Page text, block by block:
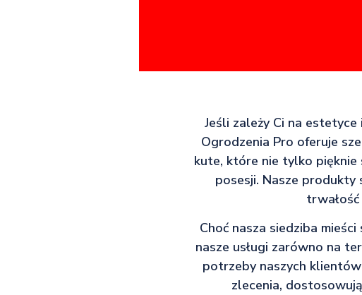
Jeśli zależy Ci na
Ogrodzenia Pro oferuje
kute, które nie tylko pięknie
posesji. Nasze produkty
Choć nasza siedziba
nasze usługi zarówno na
potrzeby naszych
zlecenia,